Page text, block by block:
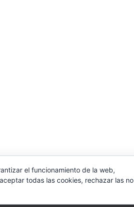
el funcionamiento de la web,
todas las cookies, rechazar las no